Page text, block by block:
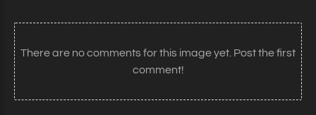
There are no comments for this image yet. Post the first
comment!